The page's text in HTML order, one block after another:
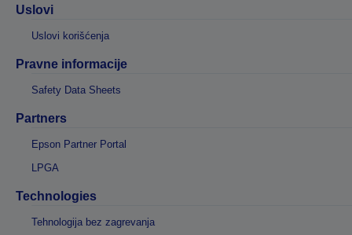
Uslovi
Uslovi korišćenja
Pravne informacije
Safety Data Sheets
Partners
Epson Partner Portal
LPGA
Technologies
Tehnologija bez zagrevanja